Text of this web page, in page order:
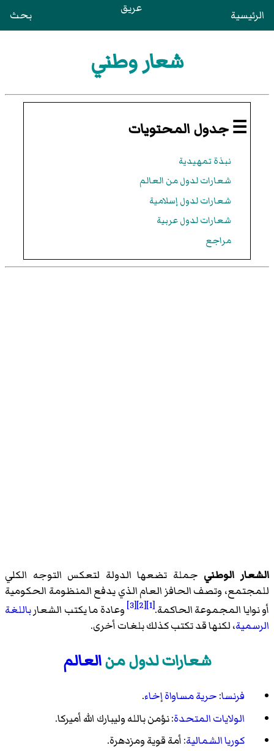
الرئيسية عريق بحث
شعار وطني
☰ جدول المحتويات
نبذة تمهيدية
شعارات لدول من العالم
شعارات لدول إسلامية
شعارات لدول عربية
مراجع
الشعار الوطني جملة تضعها الدولة لتعكس التوجه الكلي
للمجتمع، وتصف الحافز العام الذي يدفع المنظومة الحكومية
أو نوايا المجموعة الحاكمة.[1]
[2]
[3] وعادة ما يكتب الشعارباللغة
الرسمية، لكنها قد تكتب كذلك بلغات أخرى.
شعارات لدول منالعالم
فرنسا:حرية مساواة إخاء.
الولايات المتحدة: نؤمن بالله وليبارك الله أميركا.
كوريا الشمالية: أمة قوية ومزدهرة.